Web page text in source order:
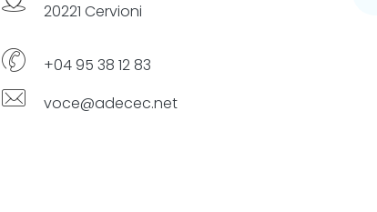
20221 Cervioni
+04 95 38 12 83
voce@adecec.net